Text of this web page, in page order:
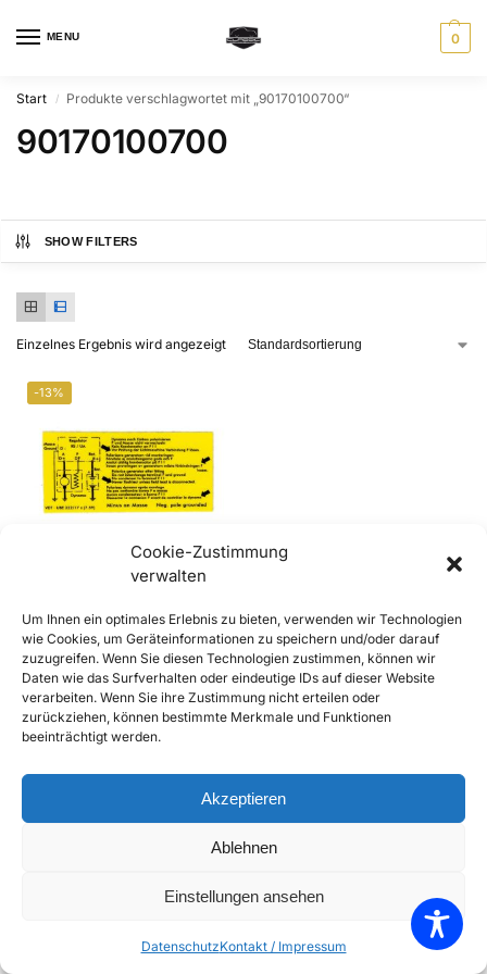
Cookie-Zustimmung
verwalten
Um Ihnen ein optimales Erlebnis zu bieten, verwenden wir Technologien
wie Cookies, um Geräteinformationen zu speichern und/oder darauf
zuzugreifen. Wenn Sie diesen Technologien zustimmen, können wir
Daten wie das Surfverhalten oder eindeutige IDs auf dieser Website
verarbeiten. Wenn Sie ihre Zustimmung nicht erteilen oder
zurückziehen, können bestimmte Merkmale und Funktionen
beeinträchtigt werden.
Akzeptieren
Ablehnen
Einstellungen ansehen
DatenschutzKontakt / Impressum
MENU 0
Start / Produkte verschlagwortet mit „90170100700“
90170100700
SHOW FILTERS
Einzelnes Ergebnis wird angezeigt
-13%
356 Aufkleber Bosch
Spannungsregler (59-64)
€7,90 €6,90 inkl. Mwst
Enthält 20% Mwst
zzgl.Versand
Lieferzeit: Sofort lieferbar
In den Warenkorb
Einzelnes Ergebnis wird angezeigt